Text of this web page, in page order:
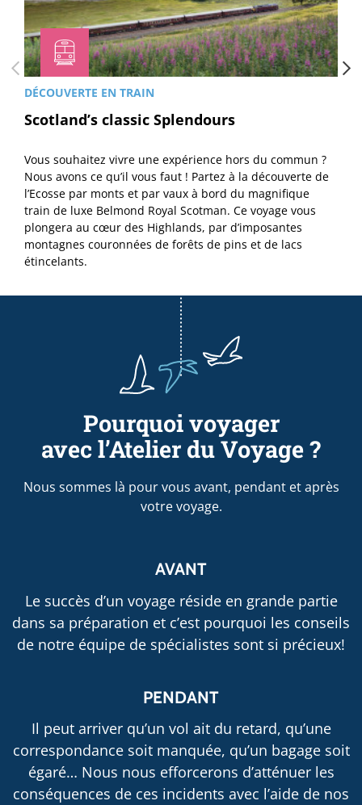
DÉCOUVERTE EN TRAIN
Scotland’s classic Splendours
Vous souhaitez vivre une expérience hors du commun ?
Nous avons ce qu’il vous faut ! Partez à la découverte de
l’Ecosse par monts et par vaux à bord du magnifique
train de luxe Belmond Royal Scotman. Ce voyage vous
plongera au cœur des Highlands, par d’imposantes
montagnes couronnées de forêts de pins et de lacs
étincelants.
Pourquoi voyager
avec l’Atelier du Voyage ?
Nous sommes là pour vous avant, pendant et après
votre voyage.
AVANT
Le succès d’un voyage réside en grande partie
dans sa préparation et c’est pourquoi les conseils
de notre équipe de spécialistes sont si précieux!
PENDANT
Il peut arriver qu’un vol ait du retard, qu’une
correspondance soit manquée, qu’un bagage soit
égaré… Nous nous efforcerons d’atténuer les
conséquences de ces incidents avec l’aide de nos